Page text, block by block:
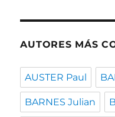
AUTORES MÁS
AUSTER Paul
BARNES Julian